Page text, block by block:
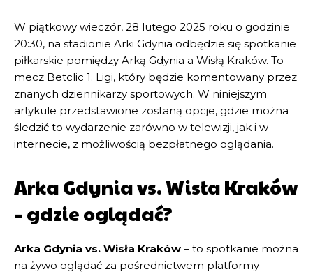
W piątkowy wieczór, 28 lutego 2025 roku o godzinie
20:30, na stadionie Arki Gdynia odbędzie się spotkanie
piłkarskie pomiędzy Arką Gdynia a Wisłą Kraków. To
mecz Betclic 1. Ligi, który będzie komentowany przez
znanych dziennikarzy sportowych. W niniejszym
artykule przedstawione zostaną opcje, gdzie można
śledzić to wydarzenie zarówno w telewizji, jak i w
internecie, z możliwością bezpłatnego oglądania.
Arka Gdynia vs. Wisła Kraków
– gdzie oglądać?
Arka Gdynia vs. Wisła Kraków – to spotkanie można
na żywo oglądać za pośrednictwem platformy